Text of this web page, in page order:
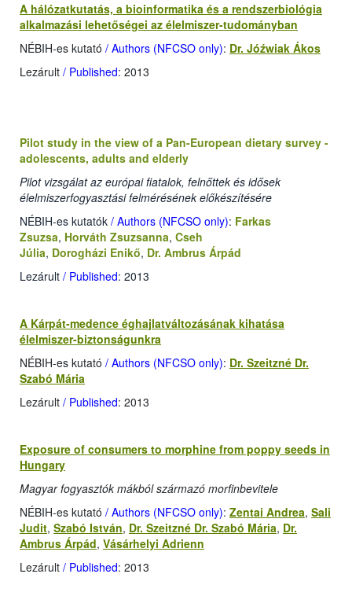
A hálózatkutatás, a bioinformatika és a rendszerbiológia
alkalmazási lehetőségei az élelmiszer-tudományban
NÉBIH-es kutató / Authors (NFCSO only): Dr. Jóźwiak Ákos
Lezárult / Published: 2013
Pilot study in the view of a Pan-European dietary survey -
adolescents, adults and elderly
Pilot vizsgálat az európai fiatalok, felnőttek és idősek
élelmiszerfogyasztási felmérésének előkészítésére
NÉBIH-es kutatók / Authors (NFCSO only): Farkas
Zsuzsa, Horváth Zsuzsanna, Cseh
Júlia, Dorogházi Enikő, Dr. Ambrus Árpád
Lezárult / Published: 2013
A Kárpát-medence éghajlatváltozásának kihatása
élelmiszer-biztonságunkra
NÉBIH-es kutató / Authors (NFCSO only): Dr. Szeitzné Dr.
Szabó Mária
Lezárult / Published: 2013
Exposure of consumers to morphine from poppy seeds in
Hungary
Magyar fogyasztók mákból származó morfinbevitele
NÉBIH-es kutató / Authors (NFCSO only): Zentai Andrea, Sali
Judit, Szabó István, Dr. Szeitzné Dr. Szabó Mária, Dr.
Ambrus Árpád, Vásárhelyi Adrienn
Lezárult / Published: 2013